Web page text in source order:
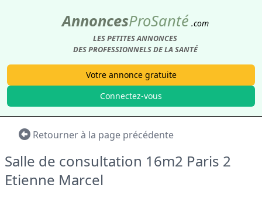
AnnoncesProSanté .com
LES PETITES ANNONCES
DES PROFESSIONNELS DE LA SANTÉ
Votre annonce gratuite
Connectez-vous
Retourner à la page précédente
Salle de consultation 16m2 Paris 2
Etienne Marcel